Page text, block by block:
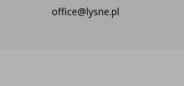
office@lysne.pl